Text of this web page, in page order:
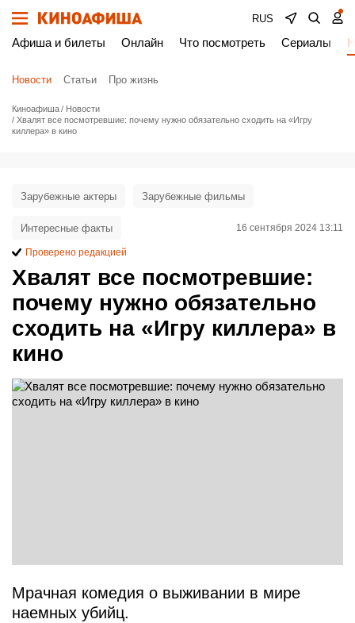
RUS
Афиша и билеты Онлайн Что посмотреть Сериалы
Новости Статьи Про жизнь
Киноафиша
Новости
Хвалят все посмотревшие: почему нужно обязательно сходить на «Игру
киллера» в кино
Хвалят все посмотревшие:
почему нужно обязательно
сходить на «Игру киллера» в
кино
Зарубежные актеры Зарубежные фильмы
Интересные факты 16 сентября 2024 13:11
Проверено редакцией
Мрачная комедия о выживании в мире
наемных убийц.